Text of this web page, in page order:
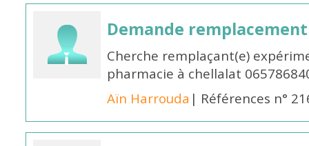
Demande remplacement
Cherche remplaçant(e)
pharmacie à chellalat
Aïn Harrouda | Références n°